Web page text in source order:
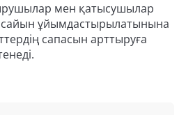
мен қатысушылар
сайын ұйымдастырылатынына
сапасын арттыруға